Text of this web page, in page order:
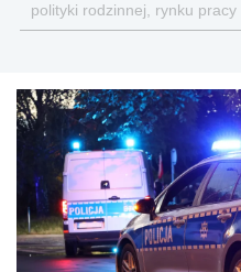
polityki rodzinnej, rynku
społecznego.